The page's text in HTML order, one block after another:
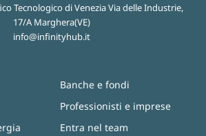
Tecnologico di Venezia Via delle Industrie,
17/A Marghera(VE)
info@infinityhub.it
Banche e fondi
Professionisti e imprese
Entra nel team